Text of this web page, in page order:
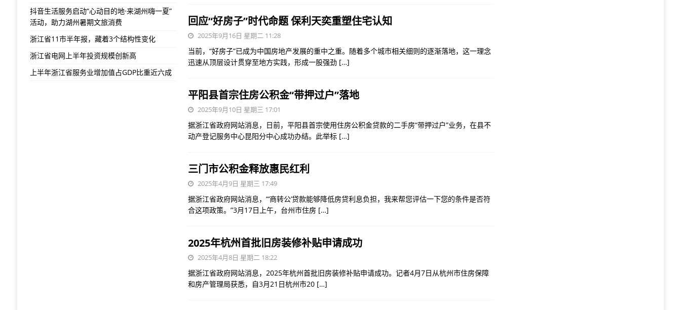
回应“好房子”时代命题 保利天奕重塑住宅认知
2025年9月16日 星期二 11:28
当前，“好房子”已成为中国房地产发展的重中之重。随着多个城市相关细则的逐渐落地，这一理念
迅速从顶层设计贯穿至地方实践，形成一股强劲 […]
平阳县首宗住房公积金“带押过户”落地
2025年9月10日 星期三 17:01
据浙江省政府网站消息，日前，平阳县首宗使用住房公积金贷款的二手房“带押过户”业务，在县不
动产登记服务中心昆阳分中心成功办结。此举标 […]
三门市公积金释放惠民红利
2025年4月9日 星期三 17:49
据浙江省政府网站消息，“‘商转公’贷款能够降低房贷利息负担，我来帮您评估一下您的条件是否符
合这项政策。”3月17日上午，台州市住房 […]
2025年杭州首批旧房装修补贴申请成功
2025年4月8日 星期二 18:22
据浙江省政府网站消息，2025年杭州首批旧房装修补贴申请成功。记者4月7日从杭州市住房保障
和房产管理局获悉，自3月21日杭州市20 […]
抖音生活服务启动“心动目的地·来湖州嗨一夏”
活动，助力湖州暑期文旅消费
浙江省11市半年报，藏着3个结构性变化
浙江省电网上半年投资规模创新高
上半年浙江省服务业增加值占GDP比重近六成